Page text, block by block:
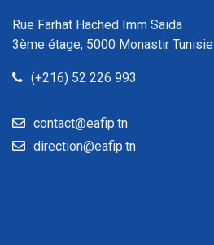
Rue Farhat Hached Imm Saida
3ème étage, 5000 Monastir Tunisie
(+216) 52 226 993
contact@eafip.tn
direction@eafip.tn